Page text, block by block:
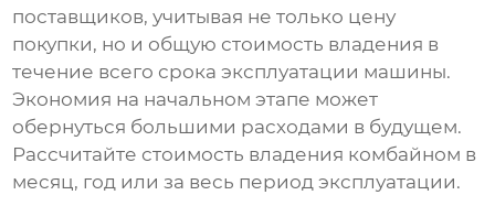
поставщиков, учитывая не только цену
покупки, но и общую стоимость владения в
течение всего срока эксплуатации машины.
Экономия на начальном этапе может
обернуться большими расходами в будущем.
Рассчитайте стоимость владения комбайном в
месяц, год или за весь период эксплуатации.